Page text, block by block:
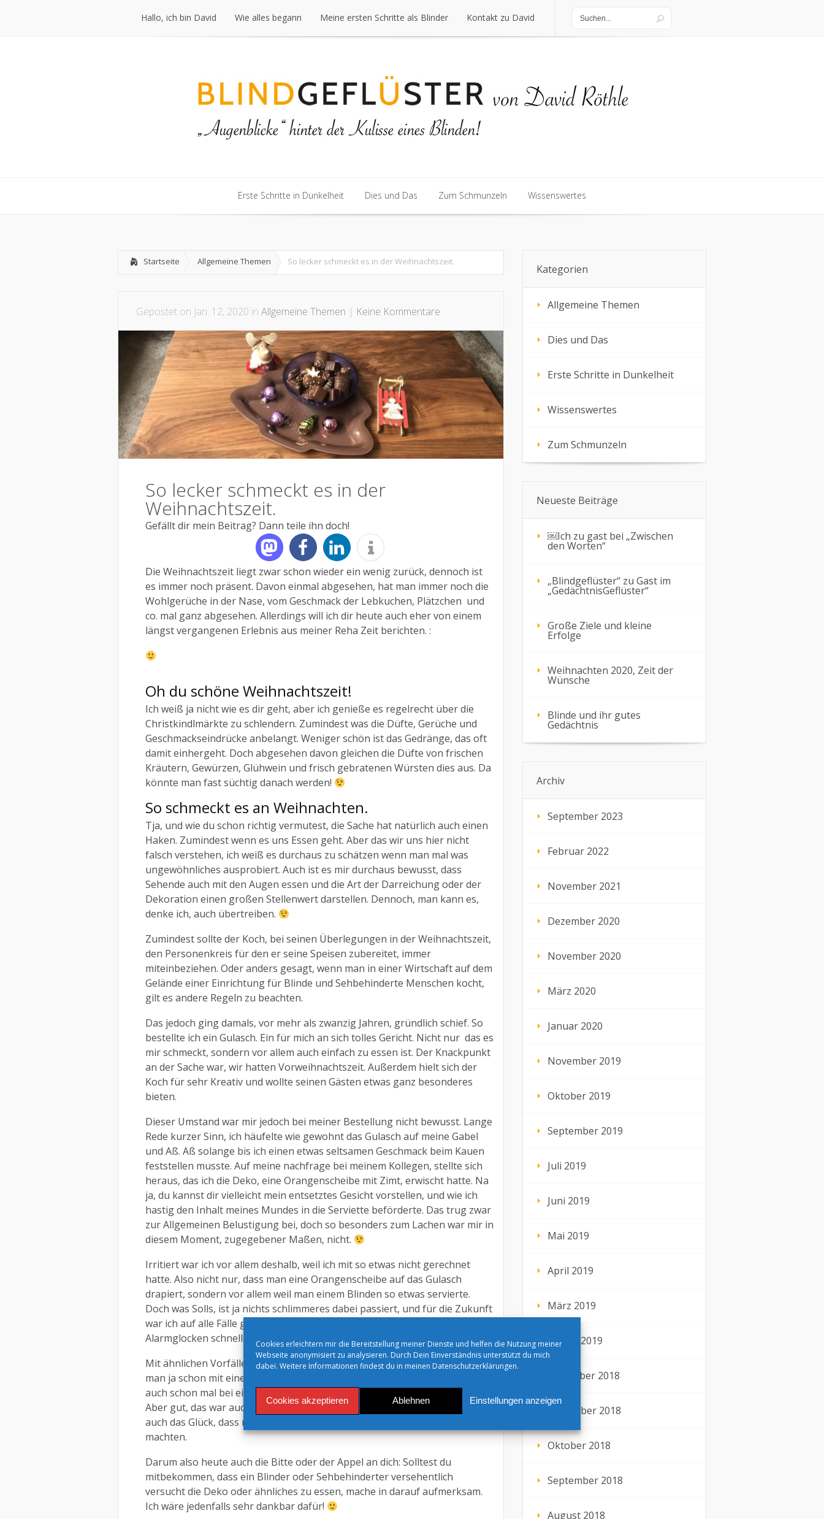
Cookies erleichtern mir die Bereitstellung meiner Dienste und helfen die Nutzung meiner
Webseite anonymisiert zu analysieren. Durch Dein Einverständnis unterstützt du mich
dabei. Weitere Informationen findest du in meinen Datenschutzerklärungen.
Cookies akzeptieren Ablehnen Einstellungen anzeigen
Hallo, ich bin David Wie alles begann Meine ersten Schritte als Blinder Kontakt zu David
Erste Schritte in Dunkelheit Dies und Das Zum Schmunzeln Wissenswertes
Startseite Allgemeine Themen So lecker schmeckt es in der Weihnachtszeit.
Gepostet on Jan. 12, 2020 in Allgemeine Themen | Keine Kommentare
So lecker schmeckt es in der
Weihnachtszeit.
Gefällt dir mein Beitrag? Dann teile ihn doch!
Die Weihnachtszeit liegt zwar schon wieder ein wenig zurück, dennoch ist
es immer noch präsent. Davon einmal abgesehen, hat man immer noch die
Wohlgerüche in der Nase, vom Geschmack der Lebkuchen, Plätzchen und
co. mal ganz abgesehen. Allerdings will ich dir heute auch eher von einem
längst vergangenen Erlebnis aus meiner Reha Zeit berichten. :
Oh du schöne Weihnachtszeit!
Ich weiß ja nicht wie es dir geht, aber ich genieße es regelrecht über die
Christkindlmärkte zu schlendern. Zumindest was die Düfte, Gerüche und
Geschmackseindrücke anbelangt. Weniger schön ist das Gedränge, das oft
damit einhergeht. Doch abgesehen davon gleichen die Düfte von frischen
Kräutern, Gewürzen, Glühwein und frisch gebratenen Würsten dies aus. Da
könnte man fast süchtig danach werden!
So schmeckt es an Weihnachten.
Tja, und wie du schon richtig vermutest, die Sache hat natürlich auch einen
Haken. Zumindest wenn es uns Essen geht. Aber das wir uns hier nicht
falsch verstehen, ich weiß es durchaus zu schätzen wenn man mal was
ungewöhnliches ausprobiert. Auch ist es mir durchaus bewusst, dass
Sehende auch mit den Augen essen und die Art der Darreichung oder der
Dekoration einen großen Stellenwert darstellen. Dennoch, man kann es,
denke ich, auch übertreiben.
Zumindest sollte der Koch, bei seinen Überlegungen in der Weihnachtszeit,
den Personenkreis für den er seine Speisen zubereitet, immer
miteinbeziehen. Oder anders gesagt, wenn man in einer Wirtschaft auf dem
Gelände einer Einrichtung für Blinde und Sehbehinderte Menschen kocht,
gilt es andere Regeln zu beachten.
Das jedoch ging damals, vor mehr als zwanzig Jahren, gründlich schief. So
bestellte ich ein Gulasch. Ein für mich an sich tolles Gericht. Nicht nur das es
mir schmeckt, sondern vor allem auch einfach zu essen ist. Der Knackpunkt
an der Sache war, wir hatten Vorweihnachtszeit. Außerdem hielt sich der
Koch für sehr Kreativ und wollte seinen Gästen etwas ganz besonderes
bieten.
Dieser Umstand war mir jedoch bei meiner Bestellung nicht bewusst. Lange
Rede kurzer Sinn, ich häufelte wie gewohnt das Gulasch auf meine Gabel
und Aß. Aß solange bis ich einen etwas seltsamen Geschmack beim Kauen
feststellen musste. Auf meine nachfrage bei meinem Kollegen, stellte sich
heraus, das ich die Deko, eine Orangenscheibe mit Zimt, erwischt hatte. Na
ja, du kannst dir vielleicht mein entsetztes Gesicht vorstellen, und wie ich
hastig den Inhalt meines Mundes in die Serviette beförderte. Das trug zwar
zur Allgemeinen Belustigung bei, doch so besonders zum Lachen war mir in
diesem Moment, zugegebener Maßen, nicht.
Irritiert war ich vor allem deshalb, weil ich mit so etwas nicht gerechnet
hatte. Also nicht nur, dass man eine Orangenscheibe auf das Gulasch
drapiert, sondern vor allem weil man einem Blinden so etwas servierte.
Doch was Solls, ist ja nichts schlimmeres dabei passiert, und für die Zukunft
war ich auf alle Fälle gewarnt. Zumindest bei ähnlichen Vorfällen hatten die
Alarmglocken schneller geläutet!
Mit ähnlichen Vorfällen meine ich nicht das „Wiener-Schnitzel“, da rechnet
man ja schon mit einer Zitronenscheibe auf dem Fleisch. Nein, ich musste
auch schon mal bei einem Thunfisch Salat eine Zitronenscheibe entdecken.
Aber gut, das war auch eher die Ausnahme, und hin und wieder hatte ich
auch das Glück, dass mich andere warnten, oder darauf aufmerksam
machten.
Darum also heute auch die Bitte oder der Appel an dich: Solltest du
mitbekommen, dass ein Blinder oder Sehbehinderter versehentlich
versucht die Deko oder ähnliches zu essen, mache in darauf aufmerksam.
Ich wäre jedenfalls sehr dankbar dafür!
Kategorien
Allgemeine Themen
Dies und Das
Erste Schritte in Dunkelheit
Wissenswertes
Zum Schmunzeln
Neueste Beiträge
￼Ich zu gast bei „Zwischen
den Worten“
„Blindgeflüster“ zu Gast im
„GedächtnisGeflüster“
Große Ziele und kleine
Erfolge
Weihnachten 2020, Zeit der
Wünsche
Blinde und ihr gutes
Gedächtnis
Archiv
September 2023
Februar 2022
November 2021
Dezember 2020
November 2020
März 2020
Januar 2020
November 2019
Oktober 2019
September 2019
Juli 2019
Juni 2019
Mai 2019
April 2019
März 2019
Januar 2019
Dezember 2018
November 2018
Oktober 2018
September 2018
August 2018